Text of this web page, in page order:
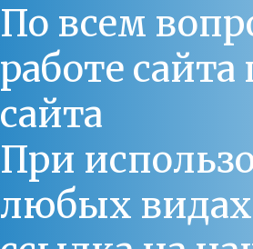
По всем
работе
сайта
При
любых